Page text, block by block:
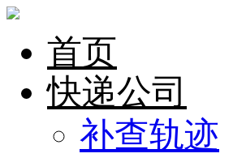
首页
快递公司
补查轨迹